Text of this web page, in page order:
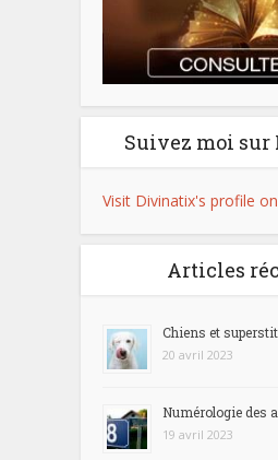
Suivez moi sur
Visit Divinatix's profile
Articles
Chiens et
20 avril 2023
Numérologie des
19 avril 2023